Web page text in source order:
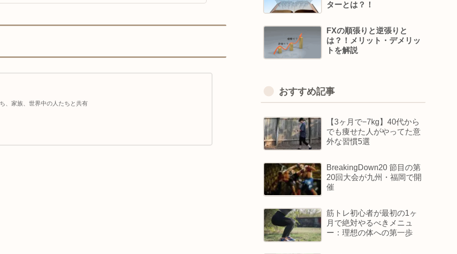
、家族、世界中の人たちと共有
ターとは？！
FXの順張りと逆張りと
は？！メリット・デメリッ
トを解説
おすすめ記事
【3ヶ月で−7kg】40代から
でも痩せた人がやってた意
外な習慣5選
BreakingDown20 節目の第
20回大会が九州・福岡で開
催
筋トレ初心者が最初の1ヶ
月で絶対やるべきメニュ
ー：理想の体への第一歩